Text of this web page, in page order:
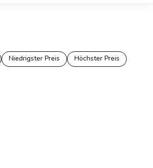
Niedrigster Preis
Höchster Preis